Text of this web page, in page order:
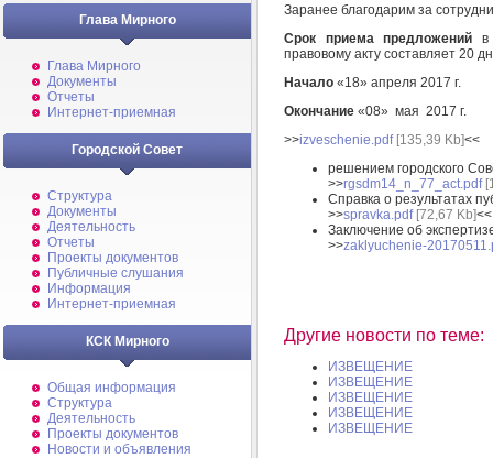
Глава Мирного
Глава Мирного
Документы
Отчеты
Интернет-приемная
Городской Совет
Структура
Документы
Деятельность
Отчеты
Проекты документов
Публичные слушания
Информация
Интернет-приемная
КСК Мирного
Общая информация
Структура
Деятельность
Проекты документов
Новости и объявления
Заранее благодарим за
Срок приема предложений в
правовому акту составляет 20
Начало «18» апреля 2017 г.
Окончание «08» мая 2017 г.
>>izveschenie.pdf[135,39 Kb]<<
решением городского
>>rgsdm14_n_77_act.pdf
Справка о результатах
>>spravka.pdf[72,67 Kb]<<
Заключение об
>>zaklyuchenie-
Другие новости по теме:
ИЗВЕЩЕНИЕ
ИЗВЕЩЕНИЕ
ИЗВЕЩЕНИЕ
ИЗВЕЩЕНИЕ
ИЗВЕЩЕНИЕ